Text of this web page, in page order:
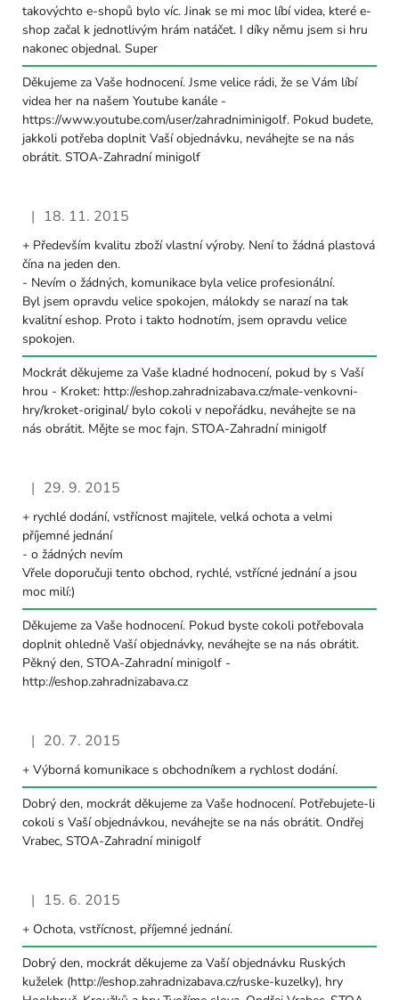
takovýchto e-shopů bylo víc. Jinak se mi moc líbí videa, které e-
shop začal k jednotlivým hrám natáčet. I díky němu jsem si hru
nakonec objednal. Super
Děkujeme za Vaše hodnocení. Jsme velice rádi, že se Vám líbí
videa her na našem Youtube kanále -
https://www.youtube.com/user/zahradniminigolf. Pokud budete,
jakkoli potřeba doplnit Vaší objednávku, neváhejte se na nás
obrátit. STOA-Zahradní minigolf
Hodnocení obchodu je 5 z 5 hvězdiček.
| 18. 11. 2015
+ Především kvalitu zboží vlastní výroby. Není to žádná plastová
čína na jeden den.
- Nevím o žádných, komunikace byla velice profesionální.
Byl jsem opravdu velice spokojen, málokdy se narazí na tak
kvalitní eshop. Proto i takto hodnotím, jsem opravdu velice
spokojen.
Mockrát děkujeme za Vaše kladné hodnocení, pokud by s Vaší
hrou - Kroket: http://eshop.zahradnizabava.cz/male-venkovni-
hry/kroket-original/ bylo cokoli v nepořádku, neváhejte se na
nás obrátit. Mějte se moc fajn. STOA-Zahradní minigolf
Hodnocení obchodu je 5 z 5 hvězdiček.
| 29. 9. 2015
+ rychlé dodání, vstřícnost majitele, velká ochota a velmi
příjemné jednání
- o žádných nevím
Vřele doporučuji tento obchod, rychlé, vstřícné jednání a jsou
moc milí:)
Děkujeme za Vaše hodnocení. Pokud byste cokoli potřebovala
doplnit ohledně Vaší objednávky, neváhejte se na nás obrátit.
Pěkný den, STOA-Zahradní minigolf -
http://eshop.zahradnizabava.cz
Hodnocení obchodu je 5 z 5 hvězdiček.
| 20. 7. 2015
+ Výborná komunikace s obchodníkem a rychlost dodání.
Dobrý den, mockrát děkujeme za Vaše hodnocení. Potřebujete-li
cokoli s Vaší objednávkou, neváhejte se na nás obrátit. Ondřej
Vrabec, STOA-Zahradní minigolf
Hodnocení obchodu je 5 z 5 hvězdiček.
| 15. 6. 2015
+ Ochota, vstřícnost, příjemné jednání.
Dobrý den, mockrát děkujeme za Vaší objednávku Ruských
kuželek (http://eshop.zahradnizabava.cz/ruske-kuzelky), hry